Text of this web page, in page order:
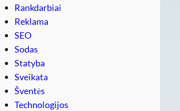
Rankdarbiai
Reklama
SEO
Sodas
Statyba
Sveikata
Šventės
Technologijos